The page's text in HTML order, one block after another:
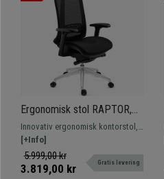
Ergonomisk stol RAPTOR,
Avanceret Design, Maksimal
Tilpasningsevne,
Professionel Brug, I Sort
Innovativ ergonomisk kontorstol,
fuldt justerbar og certificeret til
intensiv professionel brug - kun
hos Kontorstolepro!
[+Info]
5.999,00 kr
3.819,00 kr Gratis levering